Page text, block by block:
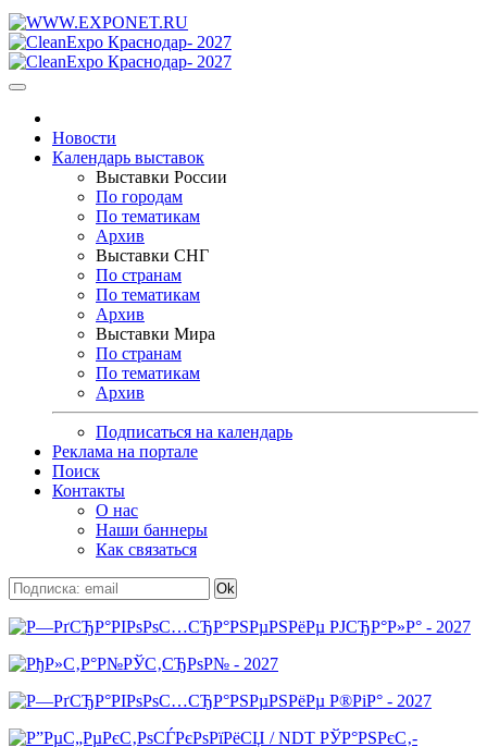
Новости
Календарь выставок
Выставки России
По городам
По тематикам
Архив
Выставки СНГ
По странам
По тематикам
Архив
Выставки Мира
По странам
По тематикам
Архив
Подписаться на календарь
Реклама на портале
Поиск
Контакты
О нас
Наши баннеры
Как связаться